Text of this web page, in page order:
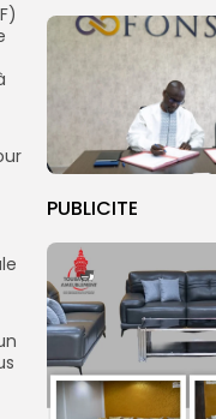
PUBLICITE